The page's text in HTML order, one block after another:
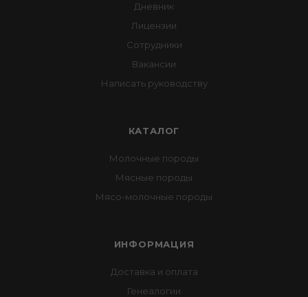
Дневник
Лицензии
Сотрудники
Вакансии
Написать руководству
КАТАЛОГ
Молочные породы
Мясные породы
Мясо-молочные породы
ИНФОРМАЦИЯ
Доставка и оплата
Генеалогии